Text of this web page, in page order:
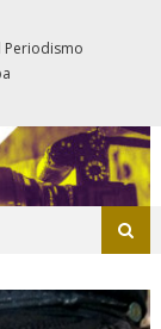
Periodismo